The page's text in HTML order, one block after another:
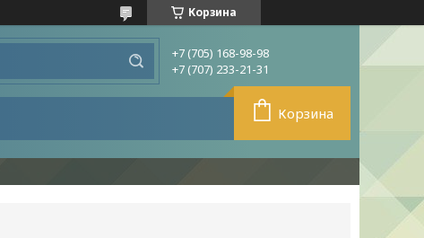
Корзина
+7 (705) 168-98-98
+7 (707) 233-21-31
Корзина